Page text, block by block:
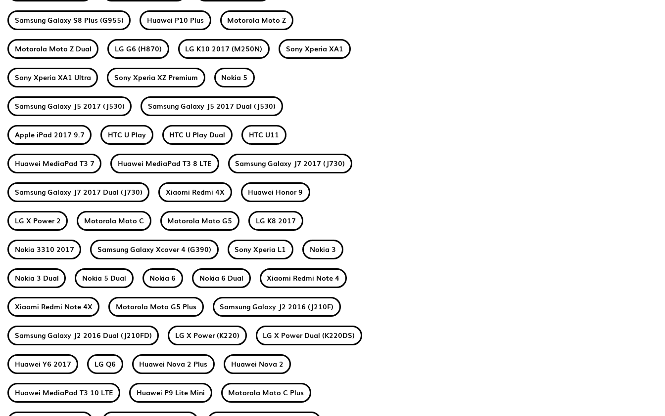
Samsung Galaxy S8 Plus (G955) Huawei P10 Plus Motorola Moto Z
Motorola Moto Z Dual LG G6 (H870) LG K10 2017 (M250N) Sony Xperia XA1
Sony Xperia XA1 Ultra Sony Xperia XZ Premium Nokia 5
Samsung Galaxy J5 2017 (J530) Samsung Galaxy J5 2017 Dual (J530)
Apple iPad 2017 9.7 HTC U Play HTC U Play Dual HTC U11
Huawei MediaPad T3 7 Huawei MediaPad T3 8 LTE Samsung Galaxy J7 2017 (J730)
Samsung Galaxy J7 2017 Dual (J730) Xiaomi Redmi 4X Huawei Honor 9
LG X Power 2 Motorola Moto C Motorola Moto G5 LG K8 2017
Nokia 3310 2017 Samsung Galaxy Xcover 4 (G390) Sony Xperia L1 Nokia 3
Nokia 3 Dual Nokia 5 Dual Nokia 6 Nokia 6 Dual Xiaomi Redmi Note 4
Xiaomi Redmi Note 4X Motorola Moto G5 Plus Samsung Galaxy J2 2016 (J210F)
Samsung Galaxy J2 2016 Dual (J210FD) LG X Power (K220) LG X Power Dual (K220DS)
Huawei Y6 2017 LG Q6 Huawei Nova 2 Plus Huawei Nova 2
Huawei MediaPad T3 10 LTE Huawei P9 Lite Mini Motorola Moto C Plus